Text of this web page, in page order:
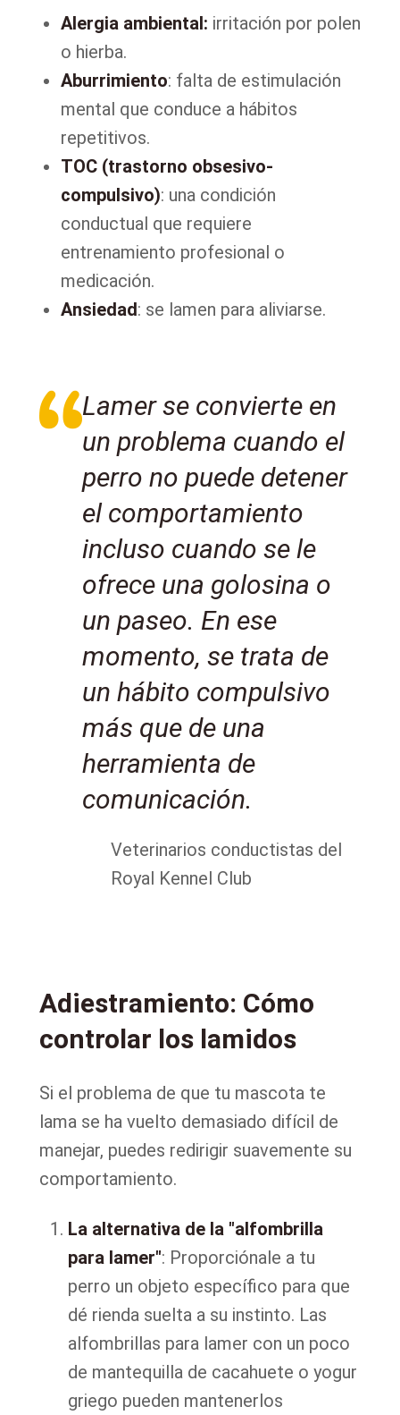
Alergia ambiental: irritación por polen
o hierba.
Aburrimiento: falta de estimulación
mental que conduce a hábitos
repetitivos.
TOC (trastorno obsesivo-
compulsivo): una condición
conductual que requiere
entrenamiento profesional o
medicación.
Ansiedad: se lamen para aliviarse.
Lamer se convierte en
un problema cuando el
perro no puede detener
el comportamiento
incluso cuando se le
ofrece una golosina o
un paseo. En ese
momento, se trata de
un hábito compulsivo
más que de una
herramienta de
comunicación.
Veterinarios conductistas del
Royal Kennel Club
Adiestramiento: Cómo
controlar los lamidos
Si el problema de que tu mascota te
lama se ha vuelto demasiado difícil de
manejar, puedes redirigir suavemente su
comportamiento.
La alternativa de la "alfombrilla
para lamer": Proporciónale a tu
perro un objeto específico para que
dé rienda suelta a su instinto. Las
alfombrillas para lamer con un poco
de mantequilla de cacahuete o yogur
griego pueden mantenerlos